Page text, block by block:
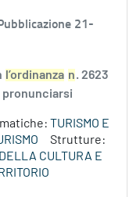
21-
l’ordinanza n. 2623
pronunciarsi
TURISMO E
Strutture:
CULTURA E